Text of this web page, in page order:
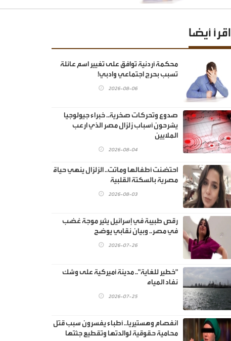
اقرأ أيضا
محكمة أردنية توافق على تغيير اسم عائلة
تسبب بحرج اجتماعي وادبي!
2026-08-06
صدوع وتحركات صخرية.. خبراء جيولوجيا
يشرحون أسباب زلزال مصر الذي ارعب
الملايين
2026-08-04
احتضنت أطفالها وماتت.. الزلزال ينهي حياة
مصرية بالسكتة القلبية
2026-08-03
رقص طبيبة في إسرائيل يثير موجة غضب
في مصر.. وبيان نقابي يوضح
2026-07-26
"خطير للغاية".. مدينة أميركية على وشك
نفاد المياه
2026-07-25
انفصام وهستيريا.. أطباء يفسرون سبب قتل
محامية حقوقية لوالدتها وتقطيع جثتها